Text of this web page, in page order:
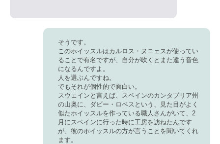
そうです。
このホイッスルはカルロス・ヌニェスが使ってい
ることで有名ですが、自分が吹くとまた違う音色
になるんですよ。
人を選ぶんですね。
でもそれが個性的で面白い。
スウェインと言えば、スペインのカンタブリア州
の山奥に、ダビー・ロペスという、見た目がよく
似たホイッスルを作っている職人さんがいて、2
月にスペインに行った時に工房を訪ねたんです
が、彼のホイッスルの方が言うことを聞いてくれ
ます。